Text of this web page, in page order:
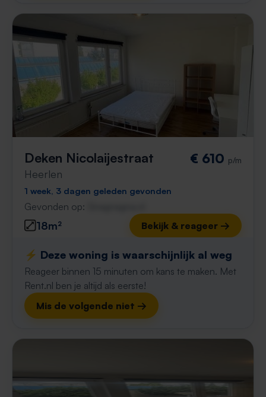
Deken Nicolaijestraat
Heerlen
€ 610 p/m
1 week, 3 dagen geleden gevonden
Gevonden op:
18m² Bekijk & reageer →
⚡️ Deze woning is waarschijnlijk al weg
Reageer binnen 15 minuten om kans te maken. Met
Rent.nl ben je altijd als eerste!
Mis de volgende niet →